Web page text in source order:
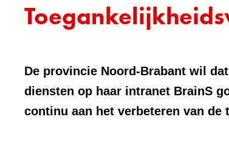
De provincie Noord-Brabant wil
diensten op haar intranet BrainS
continu aan het verbeteren van de